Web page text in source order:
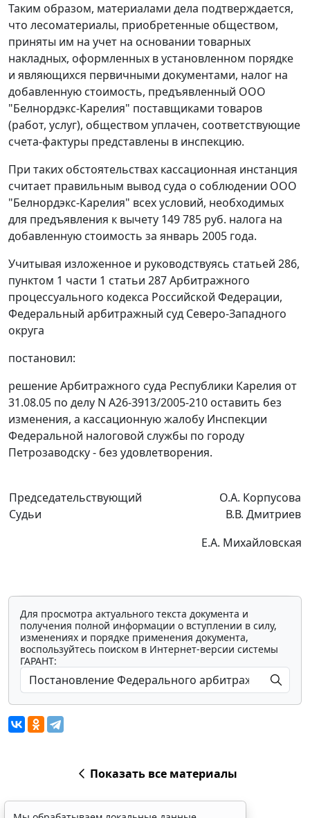
Таким образом, материалами дела подтверждается,
что лесоматериалы, приобретенные обществом,
приняты им на учет на основании товарных
накладных, оформленных в установленном порядке
и являющихся первичными документами, налог на
добавленную стоимость, предъявленный ООО
"Белнордэкс-Карелия" поставщиками товаров
(работ, услуг), обществом уплачен, соответствующие
счета-фактуры представлены в инспекцию.
При таких обстоятельствах кассационная инстанция
считает правильным вывод суда о соблюдении ООО
"Белнордэкс-Карелия" всех условий, необходимых
для предъявления к вычету 149 785 руб. налога на
добавленную стоимость за январь 2005 года.
Учитывая изложенное и руководствуясь статьей 286,
пунктом 1 части 1 статьи 287Арбитражного
процессуального кодекса Российской Федерации,
Федеральный арбитражный суд Северо-Западного
округа
постановил:
решение Арбитражного суда Республики Карелия от
31.08.05 по делу N А26-3913/2005-210 оставить без
изменения, а кассационную жалобу Инспекции
Федеральной налоговой службы по городу
Петрозаводску - без удовлетворения.
Председательствующий
Судьи
О.А. Корпусова
В.В. Дмитриев
Е.А. Михайловская
Для просмотра актуального текста документа и
получения полной информации о вступлении в силу,
изменениях и порядке применения документа,
воспользуйтесь поиском в Интернет-версии системы
ГАРАНТ:
Показать все материалы